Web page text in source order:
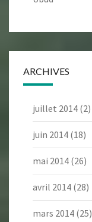
ARCHIVES
juillet 2014 (2)
juin 2014 (18)
mai 2014 (26)
avril 2014 (28)
mars 2014 (25)